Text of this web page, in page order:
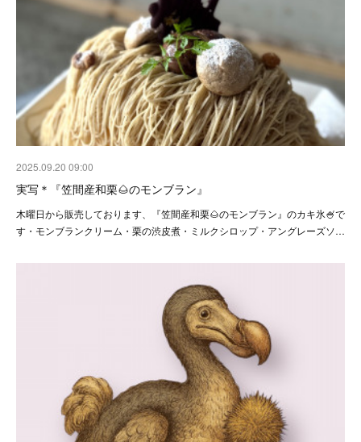
2025.09.20 09:00
実写＊『笠間産和栗🌰のモンブラン』
木曜日から販売しております、『笠間産和栗🌰のモンブラン』のカキ氷🍧で
す・モンブランクリーム・栗の渋皮煮・ミルクシロップ・アングレーズソ…